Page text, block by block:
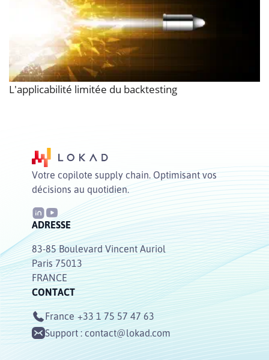
L'applicabilité limitée du backtesting
Votre copilote supply chain. Optimisant vos
décisions au quotidien.
ADRESSE
83-85 Boulevard Vincent Auriol
Paris 75013
FRANCE
CONTACT
France +33 1 75 57 47 63
Support :contact@lokad.com